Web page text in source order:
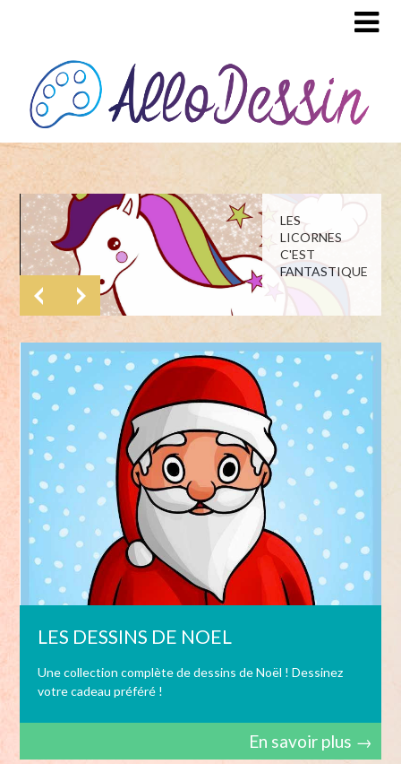
LES
LICORNES
C'EST
FANTASTIQUE
LES DESSINS DE NOEL
Une collection complète de dessins de Noël ! Dessinez
votre cadeau préféré !
En savoir plus →